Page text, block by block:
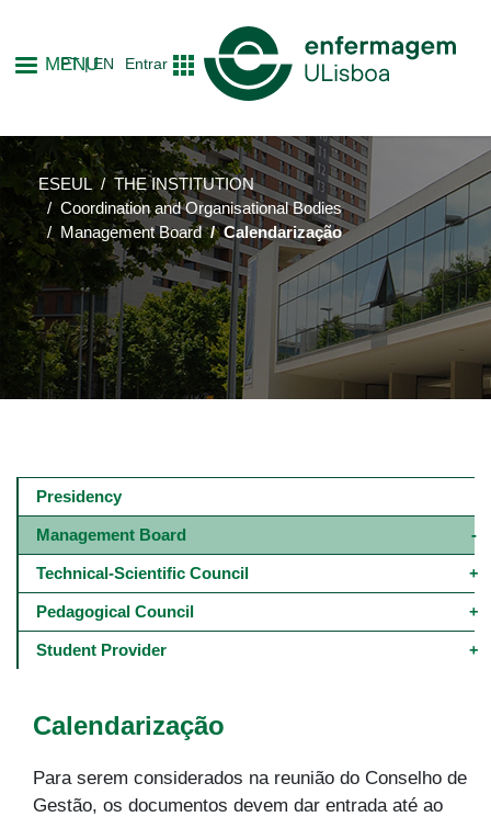
to
main
content
MENU
PT EN Entrar
ESEUL
THE INSTITUTION
Coordination and Organisational Bodies
Management Board
Calendarização
Calendarização
Para serem considerados na reunião do Conselho de
Gestão, os documentos devem dar entrada até ao
Main
navigation
níveis
Presidency
Management Board
Technical-Scientific Council
Pedagogical Council
Student Provider